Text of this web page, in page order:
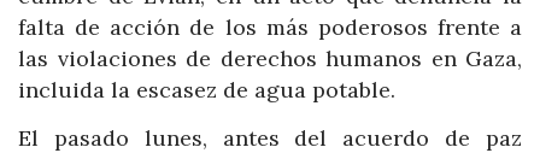
falta de acción de los más poderosos frente a
las violaciones de derechos humanos en Gaza,
incluida la escasez de agua potable.
El pasado lunes, antes del acuerdo de paz